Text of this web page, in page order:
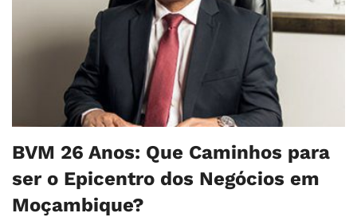
BVM 26 Anos: Que Caminhos para
ser o Epicentro dos Negócios em
Moçambique?